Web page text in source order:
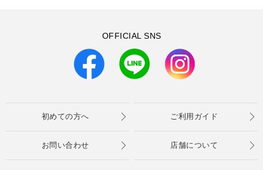
OFFICIAL SNS
初めての方へ ご利用ガイド
お問い合わせ 店舗について